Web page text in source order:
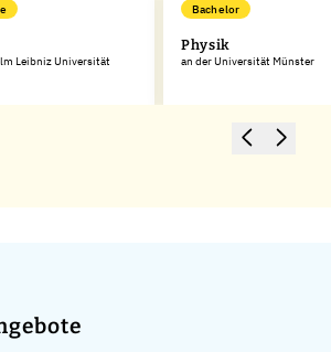
Leibniz Universität
Bachelor
Physik
an der Universität Münster